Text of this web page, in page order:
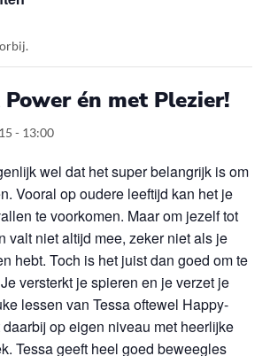
én met Plezier!
- 13:00
wel dat het super belangrijk is om
Vooral op oudere leeftijd kan het je
te voorkomen. Maar om jezelf tot
valt niet altijd mee, zeker niet als je
hebt. Toch is het juist dan goed om te
versterkt je spieren en je verzet je
lessen van Tessa oftewel Happy-
op eigen niveau met heerlijke
Tessa geeft heel goed beweegles